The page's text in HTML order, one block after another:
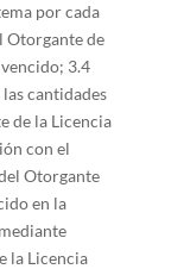
por cada
Otorgante de
3.4
cantidades
de la Licencia
con el
Otorgante
en la
la Licencia